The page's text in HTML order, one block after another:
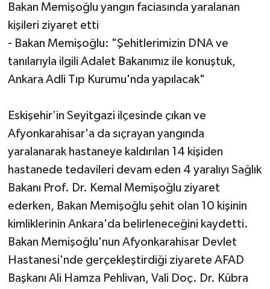
Bakan Memişoğlu yangın faciasında yaralanan
kişileri ziyaret etti
- Bakan Memişoğlu: "Şehitlerimizin DNA ve
tanılarıyla ilgili Adalet Bakanımız ile konuştuk,
Ankara Adli Tıp Kurumu'nda yapılacak"
Eskişehir’in Seyitgazi ilçesinde çıkan ve
Afyonkarahisar'a da sıçrayan yangında
yaralanarak hastaneye kaldırılan 14 kişiden
hastanede tedavileri devam eden 4 yaralıyı Sağlık
Bakanı Prof. Dr. Kemal Memişoğlu ziyaret
ederken, Bakan Memişoğlu şehit olan 10 kişinin
kimliklerinin Ankara'da belirleneceğini kaydetti.
Bakan Memişoğlu'nun Afyonkarahisar Devlet
Hastanesi'nde gerçekleştirdiği ziyarete AFAD
Başkanı Ali Hamza Pehlivan, Vali Doç. Dr. Kübra